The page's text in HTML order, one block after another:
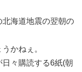
海道地震の翌朝の
かねぇ。
々購読する6紙(朝